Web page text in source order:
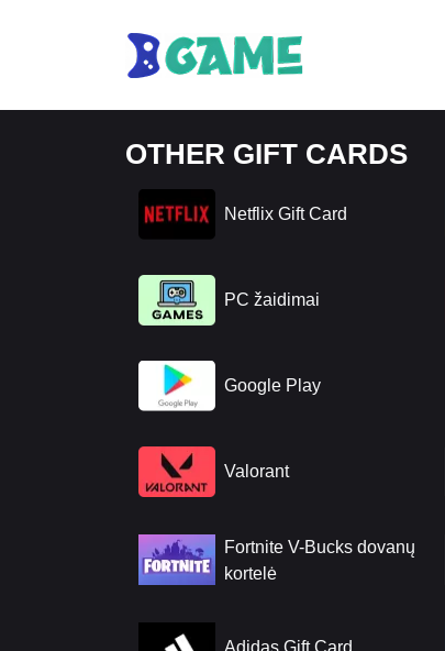
OTHER GIFT CARDS
Netflix Gift Card
PC žaidimai
Google Play
Valorant
Fortnite V-Bucks dovanų
kortelė
Adidas Gift Card